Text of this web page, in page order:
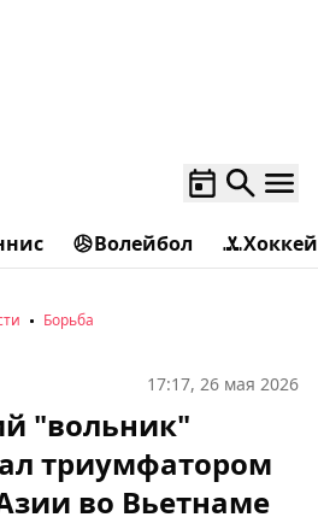
Волейбол Хоккей
Борьба
17:17, 26 мая 2026
"вольник"
триумфатором
во Вьетнаме